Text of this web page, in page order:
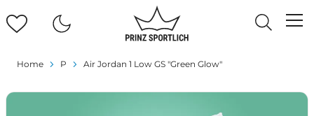
Home P Air Jordan 1 Low GS "Green Glow"